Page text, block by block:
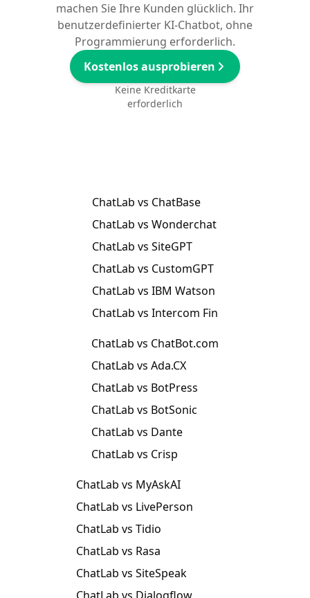
machen Sie Ihre Kunden glücklich. Ihr
benutzerdefinierter KI-Chatbot, ohne
Programmierung erforderlich.
Kostenlos ausprobieren
Keine Kreditkarte
erforderlich
ChatLab vs ChatBase
ChatLab vs Wonderchat
ChatLab vs SiteGPT
ChatLab vs CustomGPT
ChatLab vs IBM Watson
ChatLab vs Intercom Fin
ChatLab vs ChatBot.com
ChatLab vs Ada.CX
ChatLab vs BotPress
ChatLab vs BotSonic
ChatLab vs Dante
ChatLab vs Crisp
ChatLab vs MyAskAI
ChatLab vs LivePerson
ChatLab vs Tidio
ChatLab vs Rasa
ChatLab vs SiteSpeak